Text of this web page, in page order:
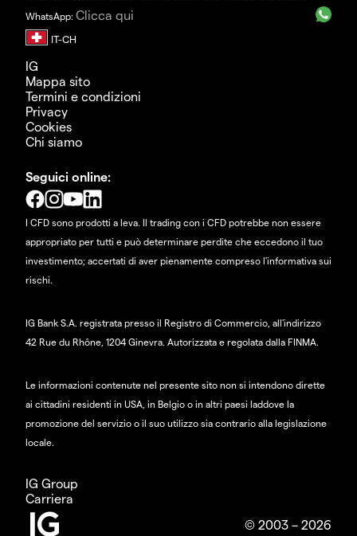
WhatsApp: Clicca qui
IG
Mappa sito
Termini e condizioni
Privacy
Cookies
Chi siamo
Seguici online:
I CFD sono prodotti a leva. Il trading con i CFD potrebbe non essere
appropriato per tutti e può determinare perdite che eccedono il tuo
investimento; accertati di aver pienamente compreso l'informativa sui
rischi.
IG Bank S.A. registrata presso il Registro di Commercio, all'indirizzo
42 Rue du Rhône, 1204 Ginevra. Autorizzata e regolata dalla FINMA.
Le informazioni contenute nel presente sito non si intendono dirette
ai cittadini residenti in USA, in Belgio o in altri paesi laddove la
promozione del servizio o il suo utilizzo sia contrario alla legislazione
locale.
IG Group
Carriera
© 2003 – 2026